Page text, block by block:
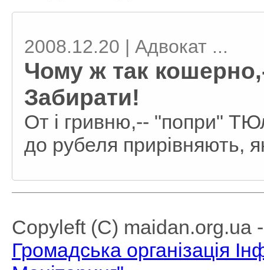
2008.12.20 | Адвокат ...
Чому ж так
Забирати!
От і гривню,-- "попри"
до рубеля прирівняють,
Copyleft (C) maidan.org.ua
Громадська організація